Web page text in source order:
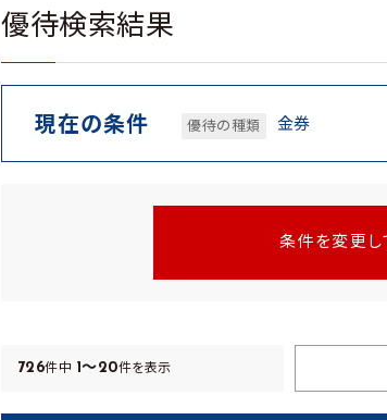
優待検索結果
現在の条件 優待の種類 金券
条件を変更し
726件中 1～20件を表示